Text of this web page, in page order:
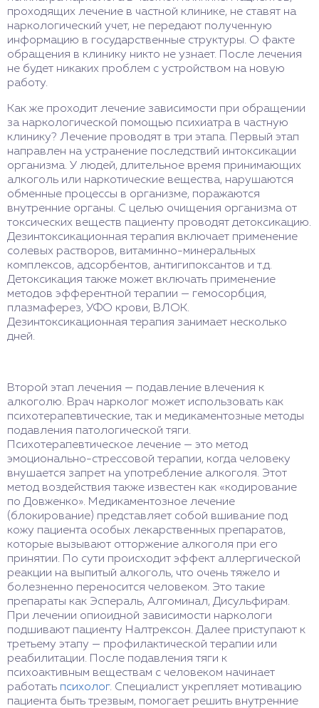
проходящих лечение в частной клинике, не ставят на
наркологический учет, не передают полученную
информацию в государственные структуры. О факте
обращения в клинику никто не узнает. После лечения
не будет никаких проблем с устройством на новую
работу.
Как же проходит лечение зависимости при обращении
за наркологической помощью психиатра в частную
клинику? Лечение проводят в три этапа. Первый этап
направлен на устранение последствий интоксикации
организма. У людей, длительное время принимающих
алкоголь или наркотические вещества, нарушаются
обменные процессы в организме, поражаются
внутренние органы. С целью очищения организма от
токсических веществ пациенту проводят детоксикацию.
Дезинтоксикационная терапия включает применение
солевых растворов, витаминно-минеральных
комплексов, адсорбентов, антигипоксантов и т.д.
Детоксикация также может включать применение
методов эфферентной терапии — гемосорбция,
плазмаферез, УФО крови, ВЛОК.
Дезинтоксикационная терапия занимает несколько
дней.
Второй этап лечения — подавление влечения к
алкоголю. Врач нарколог может использовать как
психотерапевтические, так и медикаментозные методы
подавления патологической тяги.
Психотерапевтическое лечение — это метод
эмоционально-стрессовой терапии, когда человеку
внушается запрет на употребление алкоголя. Этот
метод воздействия также известен как «кодирование
по Довженко». Медикаментозное лечение
(блокирование) представляет собой вшивание под
кожу пациента особых лекарственных препаратов,
которые вызывают отторжение алкоголя при его
принятии. По сути происходит эффект аллергической
реакции на выпитый алкоголь, что очень тяжело и
болезненно переносится человеком. Это такие
препараты как Эспераль, Алгоминал, Дисульфирам.
При лечении опиоидной зависимости наркологи
подшивают пациенту Налтрексон. Далее приступают к
третьему этапу — профилактической терапии или
реабилитации. После подавления тяги к
психоактивным веществам с человеком начинает
работать психолог. Специалист укрепляет мотивацию
пациента быть трезвым, помогает решить внутренние